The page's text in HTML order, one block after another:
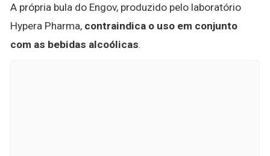
A própria bula do Engov, produzido pelo laboratório
Hypera Pharma, contraindica o uso em conjunto
com as bebidas alcoólicas.